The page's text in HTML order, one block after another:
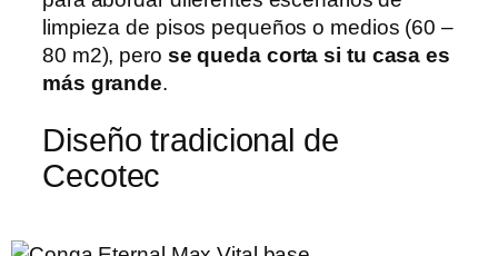
limpieza de pisos pequeños o medios (60 –
80 m2), pero se queda corta si tu casa es
más grande.
Diseño tradicional de
Cecotec